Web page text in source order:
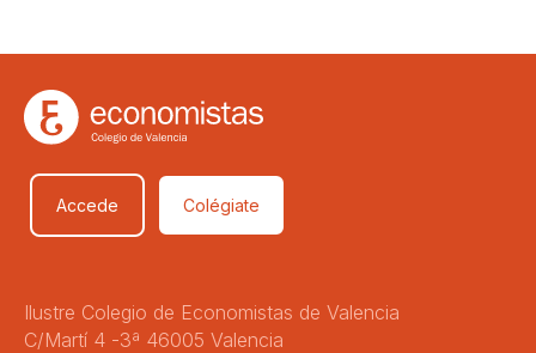
Accede Colégiate
Ilustre Colegio de Economistas de Valencia
C/Martí 4 -3ª 46005 Valencia